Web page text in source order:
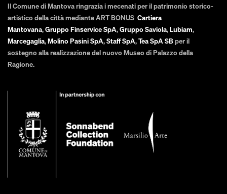
Il Comune di Mantova ringrazia i mecenati per il patrimonio storico-
artistico della città mediante ART BONUS Cartiera
Mantovana,Gruppo Finservice SpA,Gruppo Saviola,Lubiam,
Marcegaglia,Molino Pasini SpA,Staff SpA,Tea SpA SBper il
sostegno alla realizzazione del nuovo Museo di Palazzo della
Ragione.